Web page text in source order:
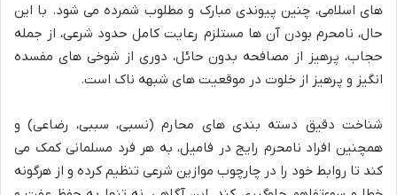
های اسلامی، چنین پیوندی مبارک و مطلوب شمرده می شود. با این
حال، نامحرم بودن آن ها مستلزم رعایت کامل حدود شرعی، از جمله
حجاب، پرهیز از مصافحه بدون حائل، دوری از شوخی های مفسده
انگیز و پرهیز از خلوت در موقعیت های شبهه ناک است.
شناخت دقیق دسته بندی های محارم (نسبی، سببی، رضاعی) و
همچنین افراد نامحرم رایج در فامیل، به هر فرد مسلمانی کمک می
کند تا روابط خود را در چارچوب موازین شرعی تنظیم کرده و از هرگونه